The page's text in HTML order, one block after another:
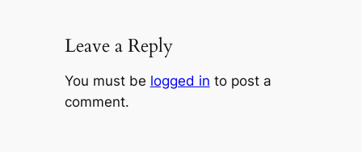
Leave a Reply
You must be logged in to post a
comment.